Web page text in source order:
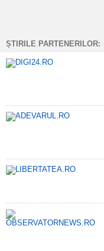
ȘTIRILE PARTENERILOR: